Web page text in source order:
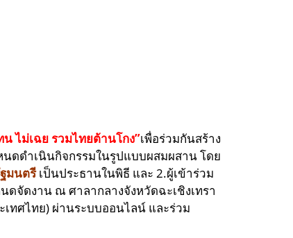
ไม่เฉย รวมไทยต้านโกง”เพื่อร่วมกันสร้าง
ดดำเนินกิจกรรมในรูปแบบผสมผสาน โดย
มนตรี เป็นประธานในพิธี และ 2.ผู้เข้าร่วม
จัดงาน ณ ศาลากลางจังหวัดฉะเชิงเทรา
เทศไทย) ผ่านระบบออนไลน์ และร่วม